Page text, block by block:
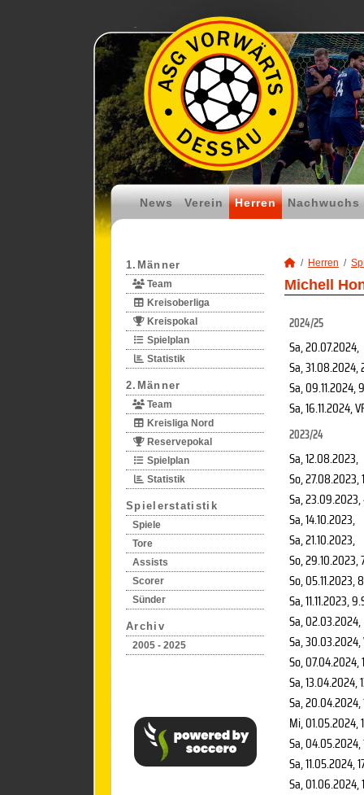
News Verein Herren Nachwuchs
1.Männer
Team
Kreisoberliga
Kreispokal
Spielplan
Statistik
2.Männer
Team
Kreisliga Nord
Reservepokal
Spielplan
Statistik
Spielerstatistik
Spiele
Tore
Assists
Scorer
Sünder
Archiv
2005 - 2025
Herren
Michell
2024/25
Sa, 20.07.2024,
Sa, 31.08.2024,
Sa, 09.11.2024,
Sa, 16.11.2024,
2023/24
Sa, 12.08.2023,
So, 27.08.2023,
Sa, 23.09.2023,
Sa, 14.10.2023,
Sa, 21.10.2023,
So, 29.10.2023,
So, 05.11.2023,
Sa, 11.11.2023,
Sa, 02.03.2024,
Sa, 30.03.2024,
So, 07.04.2024,
Sa, 13.04.2024,
Sa, 20.04.2024,
Mi, 01.05.2024,
Sa, 04.05.2024,
Sa, 11.05.2024,
Sa, 01.06.2024,